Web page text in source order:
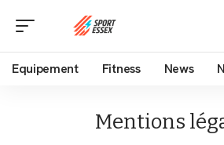
Equipement Fitness News
Mentions